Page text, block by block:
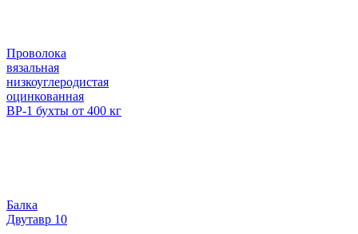
Проволока
вязальная
низкоуглеродистая
оцинкованная
ВР-1 бухты от 400 кг
Балка
Двутавр 10